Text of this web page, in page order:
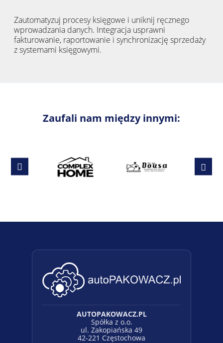
Zautomatyzuj procesy księgowe i uniknij ręcznego
wprowadzania danych. Integracja usprawni
fakturowanie, raportowanie i synchronizację sprzedaży
z systemami księgowymi.
Zaufali nam między innymi:
AUTOPAKOWACZ.PL
Spółka z o.o.
ul. Zakopiańska 49
42-221 Częstochowa